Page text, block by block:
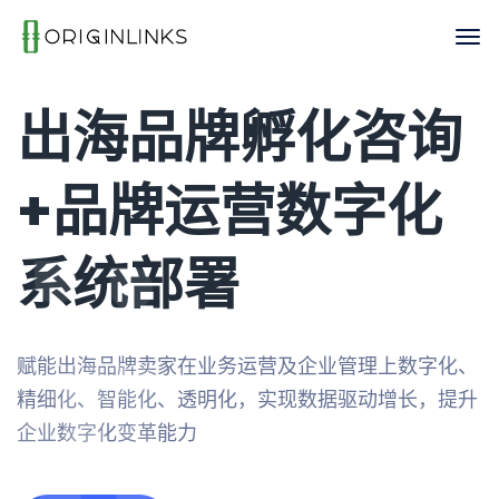
出海品牌孵化咨询
+品牌运营数字化
系统部署
赋能出海品牌卖家在业务运营及企业管理上数字化、
精细化、智能化、透明化，实现数据驱动增长，提升
企业数字化变革能力